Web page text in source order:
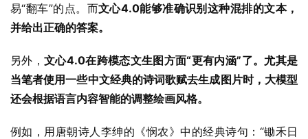
易“翻车”的点。而文心4.0能够准确识别这种混排的文本，
并给出正确的答案。
另外，文心4.0在跨模态文生图方面“更有内涵”了。尤其是
当笔者使用一些中文经典的诗词歌赋去生成图片时，大模型
还会根据语言内容智能的调整绘画风格。
例如，用唐朝诗人李绅的《悯农》中的经典诗句：“锄禾日